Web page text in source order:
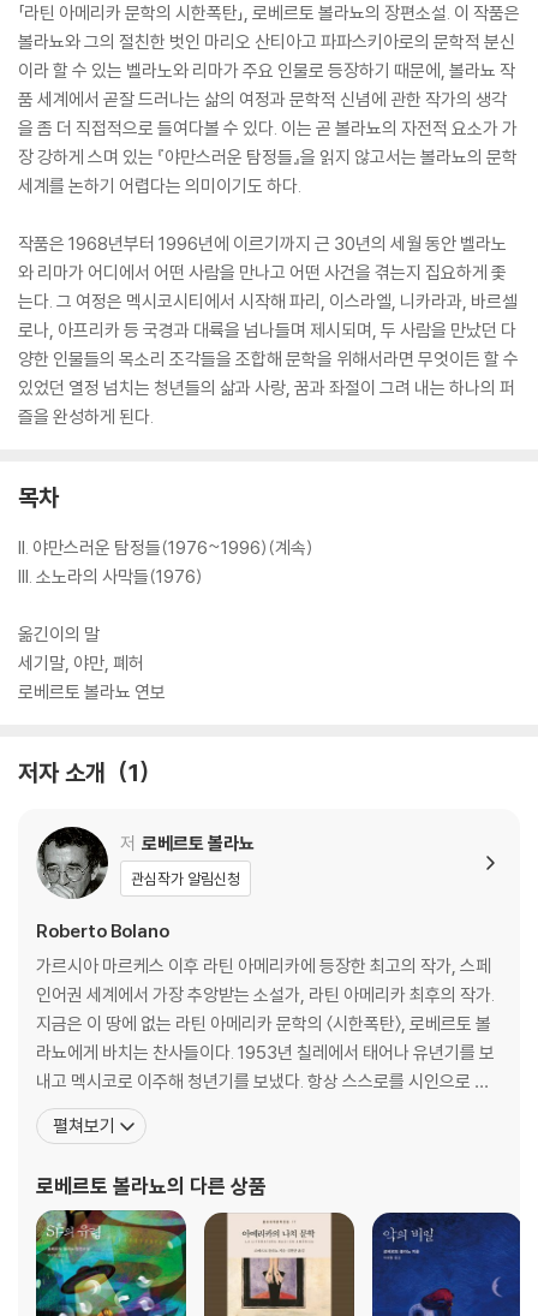
「라틴 아메리카 문학의 시한폭탄」, 로베르토 볼라뇨의 장편소설. 이 작품은
볼라뇨와 그의 절친한 벗인 마리오 산티아고 파파스키아로의 문학적 분신
이라 할 수 있는 벨라노와 리마가 주요 인물로 등장하기 때문에, 볼라뇨 작
품 세계에서 곧잘 드러나는 삶의 여정과 문학적 신념에 관한 작가의 생각
을 좀 더 직접적으로 들여다볼 수 있다. 이는 곧 볼라뇨의 자전적 요소가 가
장 강하게 스며 있는 『야만스러운 탐정들』을 읽지 않고서는 볼라뇨의 문학
세계를 논하기 어렵다는 의미이기도 하다.
작품은 1968년부터 1996년에 이르기까지 근 30년의 세월 동안 벨라노
와 리마가 어디에서 어떤 사람을 만나고 어떤 사건을 겪는지 집요하게 좇
는다. 그 여정은 멕시코시티에서 시작해 파리, 이스라엘, 니카라과, 바르셀
로나, 아프리카 등 국경과 대륙을 넘나들며 제시되며, 두 사람을 만났던 다
양한 인물들의 목소리 조각들을 조합해 문학을 위해서라면 무엇이든 할 수
있었던 열정 넘치는 청년들의 삶과 사랑, 꿈과 좌절이 그려 내는 하나의 퍼
즐을 완성하게 된다.
목차
II. 야만스러운 탐정들(1976~1996)(계속)
III. 소노라의 사막들(1976)
옮긴이의 말
세기말, 야만, 폐허
로베르토 볼라뇨 연보
저자 소개 1
저 로베르토 볼라뇨
관심작가 알림신청
Roberto Bolano
가르시아 마르케스 이후 라틴 아메리카에 등장한 최고의 작가, 스페
인어권 세계에서 가장 추앙받는 소설가, 라틴 아메리카 최후의 작가.
지금은 이 땅에 없는 라틴 아메리카 문학의 〈시한폭탄〉, 로베르토 볼
라뇨에게 바치는 찬사들이다. 1953년 칠레에서 태어나 유년기를 보
내고 멕시코로 이주해 청년기를 보냈다. 항상 스스로를 시인으로 여
겼던 그는 15세부터 시를 쓰기 시작해 20대 초반에는 〈인프라레알리
스모〉라는 반항적 시 문학 운동을 이끌기도 했다. 이어 20대 중반 유
첫 장편 『아이스링크』(1993)를 필두로 거의
펼쳐보기
로베르토 볼라뇨의 다른 상품